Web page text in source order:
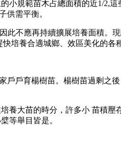
小規範苗木占總面積的近1/2,這
供需平衡。
此不應再持續擴展培養面積。
培養合適城鄉、效區美化的各
戶戶育楊樹苗。楊樹苗過剩之
養大苗的時分，許多小 苗積壓
等舉目皆是。